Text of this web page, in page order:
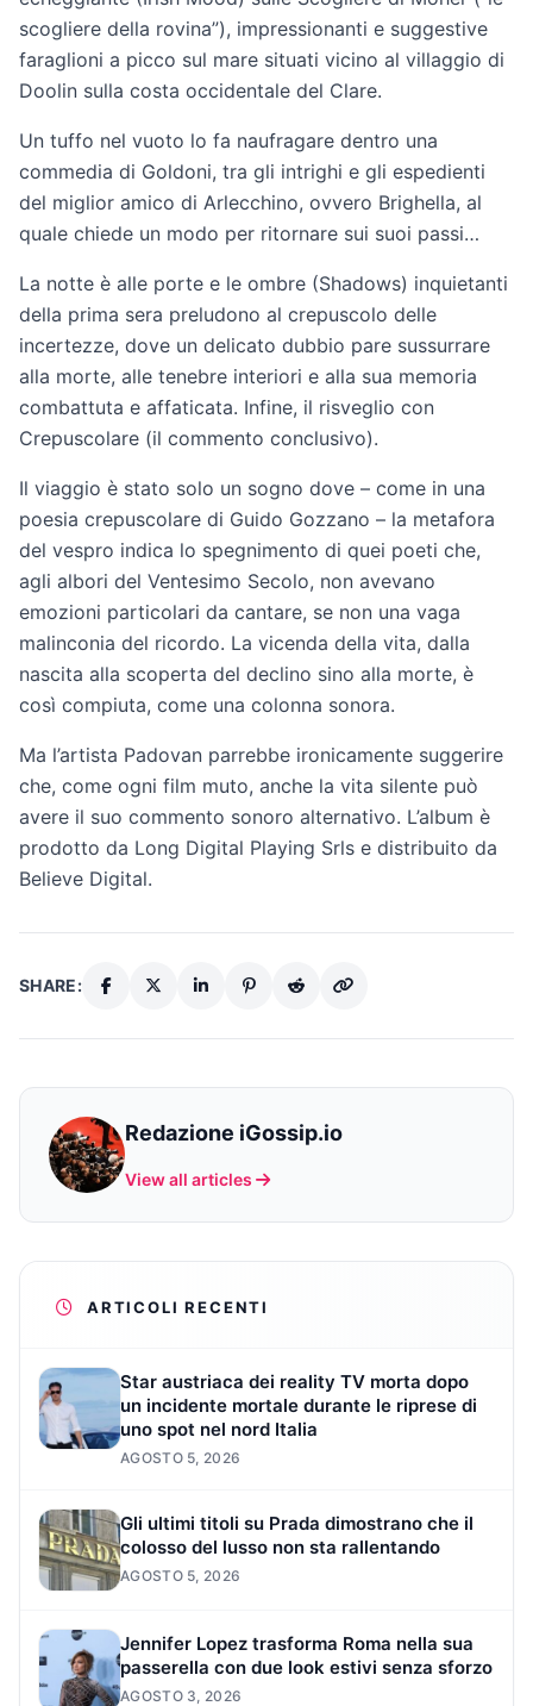
scogliere della rovina”), impressionanti e suggestive
faraglioni a picco sul mare situati vicino al villaggio di
Doolin sulla costa occidentale del Clare.
Un tuffo nel vuoto lo fa naufragare dentro una
commedia di Goldoni, tra gli intrighi e gli espedienti
del miglior amico di Arlecchino, ovvero Brighella, al
quale chiede un modo per ritornare sui suoi passi…
La notte è alle porte e le ombre (Shadows) inquietanti
della prima sera preludono al crepuscolo delle
incertezze, dove un delicato dubbio pare sussurrare
alla morte, alle tenebre interiori e alla sua memoria
combattuta e affaticata. Infine, il risveglio con
Crepuscolare (il commento conclusivo).
Il viaggio è stato solo un sogno dove – come in una
poesia crepuscolare di Guido Gozzano – la metafora
del vespro indica lo spegnimento di quei poeti che,
agli albori del Ventesimo Secolo, non avevano
emozioni particolari da cantare, se non una vaga
malinconia del ricordo. La vicenda della vita, dalla
nascita alla scoperta del declino sino alla morte, è
così compiuta, come una colonna sonora.
Ma l’artista Padovan parrebbe ironicamente suggerire
che, come ogni film muto, anche la vita silente può
avere il suo commento sonoro alternativo. L’album è
prodotto da Long Digital Playing Srls e distribuito da
Believe Digital.
SHARE:
Redazione iGossip.io
View all articles
ARTICOLI RECENTI
Star austriaca dei reality TV morta dopo
un incidente mortale durante le riprese di
uno spot nel nord Italia
AGOSTO 5, 2026
Gli ultimi titoli su Prada dimostrano che il
colosso del lusso non sta rallentando
AGOSTO 5, 2026
Jennifer Lopez trasforma Roma nella sua
passerella con due look estivi senza sforzo
AGOSTO 3, 2026